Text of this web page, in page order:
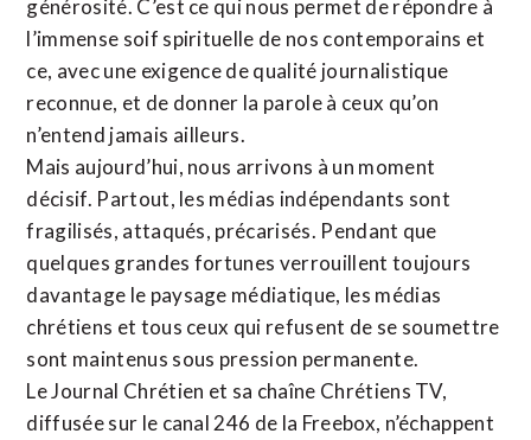
générosité. C’est ce qui nous permet de répondre à
l’immense soif spirituelle de nos contemporains et
ce, avec une exigence de qualité journalistique
reconnue, et de donner la parole à ceux qu’on
n’entend jamais ailleurs.
Mais aujourd’hui, nous arrivons à un moment
décisif. Partout, les médias indépendants sont
fragilisés, attaqués, précarisés. Pendant que
quelques grandes fortunes verrouillent toujours
davantage le paysage médiatique, les médias
chrétiens et tous ceux qui refusent de se soumettre
sont maintenus sous pression permanente.
Le Journal Chrétien et sa chaîne Chrétiens TV,
diffusée sur le canal 246 de la Freebox, n’échappent